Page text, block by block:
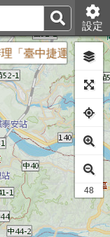
設定
捷運藍線嘉年華
30